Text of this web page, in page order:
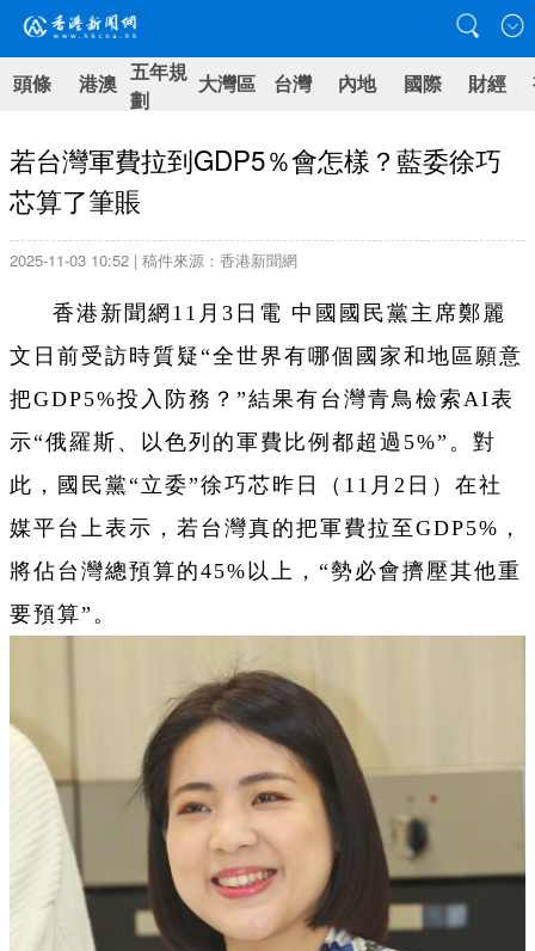
頭條 港澳 五年規
劃
大灣區 台灣 內地 國際 財經
若台灣軍費拉到GDP5％會怎樣？藍委徐巧
芯算了筆賬
2025-11-03 10:52 | 稿件來源：香港新聞網
香港新聞網11月3日電 中國國民黨主席鄭麗
文日前受訪時質疑“全世界有哪個國家和地區願意
把GDP5%投入防務？”結果有台灣青鳥檢索AI表
示“俄羅斯、以色列的軍費比例都超過5%”。對
此，國民黨“立委”徐巧芯昨 日
（11月2日）在社
媒平台上表示，若台灣真的把軍費拉至GDP5%，
將佔台灣總預算的45%以上，“勢必會擠壓其他重
要預算”。